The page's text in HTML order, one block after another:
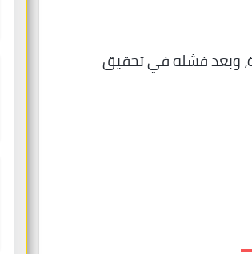
وبعد فشله في تحقيق